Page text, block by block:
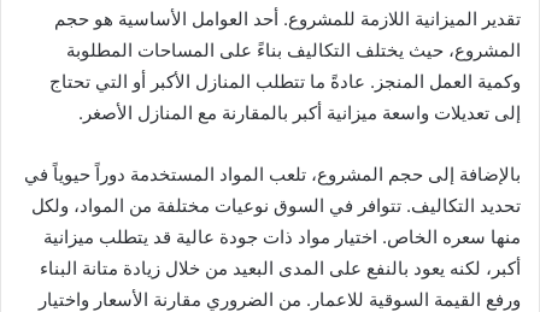
تقدير الميزانية اللازمة للمشروع. أحد العوامل الأساسية هو حجم
المشروع، حيث يختلف التكاليف بناءً على المساحات المطلوبة
وكمية العمل المنجز. عادةً ما تتطلب المنازل الأكبر أو التي تحتاج
إلى تعديلات واسعة ميزانية أكبر بالمقارنة مع المنازل الأصغر.
بالإضافة إلى حجم المشروع، تلعب المواد المستخدمة دوراً حيوياً في
تحديد التكاليف. تتوافر في السوق نوعيات مختلفة من المواد، ولكل
منها سعره الخاص. اختيار مواد ذات جودة عالية قد يتطلب ميزانية
أكبر، لكنه يعود بالنفع على المدى البعيد من خلال زيادة متانة البناء
ورفع القيمة السوقية للاعمار. من الضروري مقارنة الأسعار واختيار